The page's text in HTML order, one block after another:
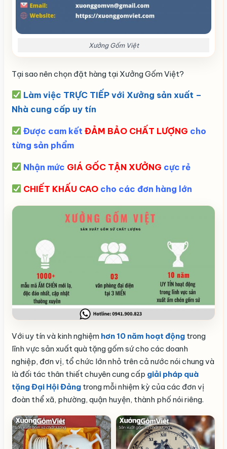
Xưởng Gốm Việt
Tại sao nên chọn đặt hàng tại Xưởng Gốm Việt?
Làm việc TRỰC TIẾP với Xưởng sản xuất –
Nhà cung cấp uy tín
Được cam kết ĐẢM BẢO CHẤT LƯỢNG cho
từng sản phẩm
Nhận mức GIÁ GỐC TẬN XƯỞNG cực rẻ
CHIẾT KHẤU CAO cho các đơn hàng lớn
Với uy tín và kinh nghiệm hơn 10 năm hoạt động trong
lĩnh vực sản xuất quà tặng gốm sứ cho các doanh
nghiệp, đơn vị, tổ chức lớn nhỏ trên cả nước nói chung và
là đối tác thân thiết chuyên cung cấp giải pháp quà
tặng Đại Hội Đảng trong mỗi nhiệm kỳ của các đơn vị
đoàn thể xã, phường, quận huyện, thành phố nói riêng.